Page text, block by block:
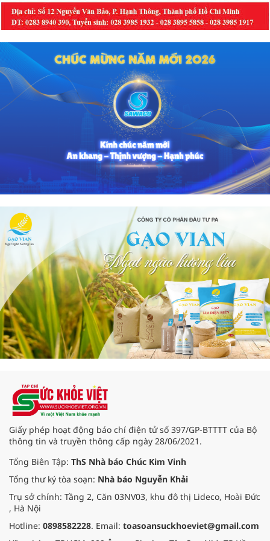
Giấy phép hoạt động báo chí điện tử số 397/GP-BTTTT của Bộ
thông tin và truyền thông cấp ngày 28/06/2021.
Tổng Biên Tập: ThS Nhà báo Chúc Kim Vinh
Tổng thư ký tòa soạn: Nhà báo Nguyễn Khải
Trụ sở chính: Tầng 2, Căn 03NV03, khu đô thị Lideco, Hoài Đức
, Hà Nội
Hotline: 0898582228. Email: toasoansuckhoeviet@gmail.com